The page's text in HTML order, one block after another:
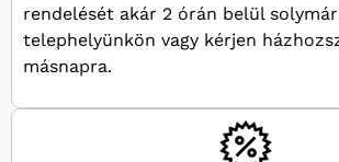
rendelését akár 2 órán belül
telephelyünkön vagy kérjen
másnapra.